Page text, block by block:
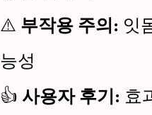
⚠️ 부작용 주의: 잇
능성
👍 사용자 후기: 효